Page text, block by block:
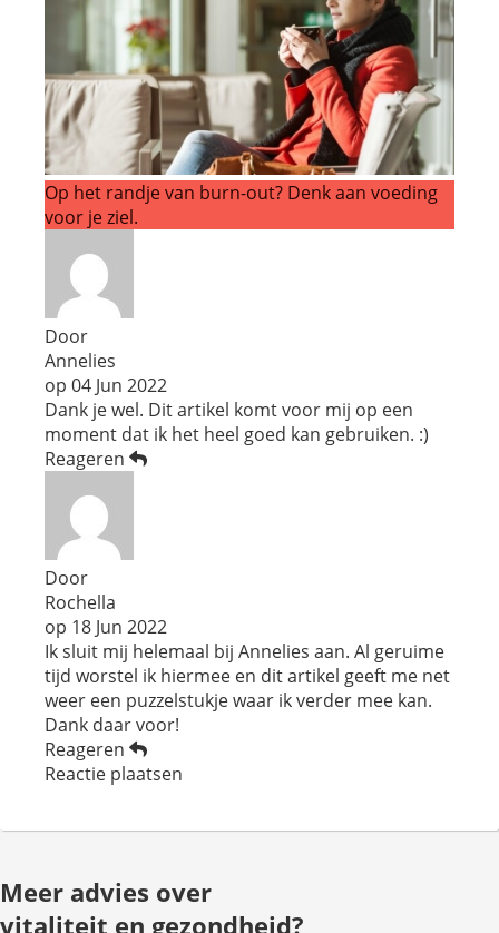
Op het randje van burn-out? Denk aan voeding
voor je ziel.
Door
Annelies
op 04 Jun 2022
Dank je wel. Dit artikel komt voor mij op een
moment dat ik het heel goed kan gebruiken. :)
Reageren
Door
Rochella
op 18 Jun 2022
Ik sluit mij helemaal bij Annelies aan. Al geruime
tijd worstel ik hiermee en dit artikel geeft me net
weer een puzzelstukje waar ik verder mee kan.
Dank daar voor!
Reageren
Reactie plaatsen
Meer advies over
vitaliteit en gezondheid?